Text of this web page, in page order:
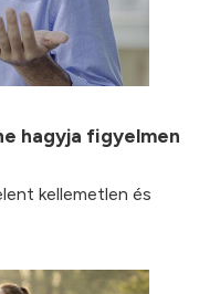
hagyja figyelmen
kellemetlen és